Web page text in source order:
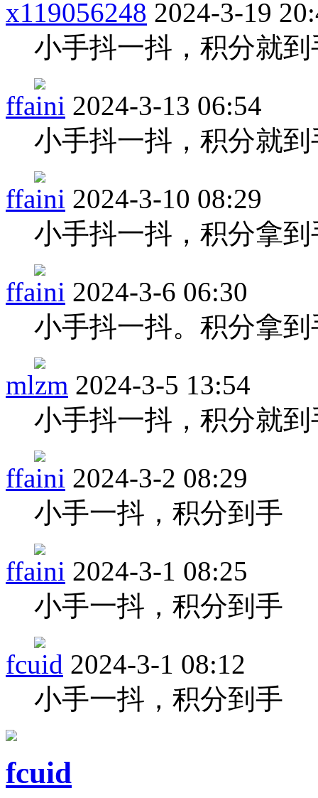
x119056248 2024-3-19
小手抖一抖，积分就到
ffaini 2024-3-13 06:54
小手抖一抖，积分就到
ffaini 2024-3-10 08:29
小手抖一抖，积分拿到
ffaini 2024-3-6 06:30
小手抖一抖。积分拿到
mlzm 2024-3-5 13:54
小手抖一抖，积分就到
ffaini 2024-3-2 08:29
小手一抖，积分到手
ffaini 2024-3-1 08:25
小手一抖，积分到手
fcuid 2024-3-1 08:12
小手一抖，积分到手
fcuid